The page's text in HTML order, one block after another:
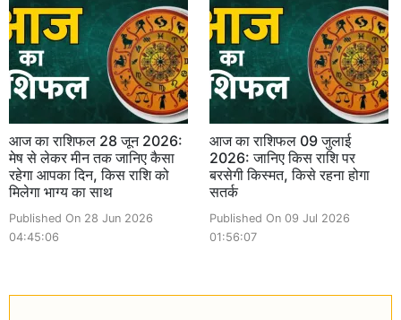
आज का राशिफल 28 जून 2026:
मेष से लेकर मीन तक जानिए कैसा
रहेगा आपका दिन, किस राशि को
मिलेगा भाग्य का साथ
Published On 28 Jun 2026
04:45:06
आज का राशिफल 09 जुलाई
2026: जानिए किस राशि पर
बरसेगी किस्मत, किसे रहना होगा
सतर्क
Published On 09 Jul 2026
01:56:07